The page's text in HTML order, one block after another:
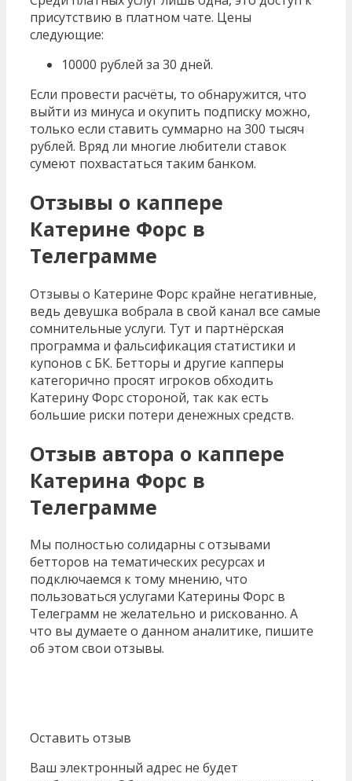
присутствию в платном чате. Цены
следующие:
10000 рублей за 30 дней.
Если провести расчёты, то обнаружится, что
выйти из минуса и окупить подписку можно,
только если ставить суммарно на 300 тысяч
рублей. Вряд ли многие любители ставок
сумеют похвастаться таким банком.
Отзывы о каппере
Катерине Форс в
Телеграмме
Отзывы о Катерине Форс крайне негативные,
ведь девушка вобрала в свой канал все самые
сомнительные услуги. Тут и партнёрская
программа и фальсификация статистики и
купонов с БК. Бетторы и другие капперы
категорично просят игроков обходить
Катерину Форс стороной, так как есть
большие риски потери денежных средств.
Отзыв автора о каппере
Катерина Форс в
Телеграмме
Мы полностью солидарны с отзывами
бетторов на тематических ресурсах и
подключаемся к тому мнению, что
пользоваться услугами Катерины Форс в
Телеграмм не желательно и рискованно. А
что вы думаете о данном аналитике, пишите
об этом свои отзывы.
Оставить отзыв
Ваш электронный адрес не будет